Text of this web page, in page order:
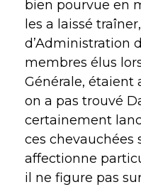
bien pourvue en
les a laissé
d’Administration
membres élus
Générale, étaient
on a pas trouvé
certainement
ces chevauchées
affectionne
il ne figure pas